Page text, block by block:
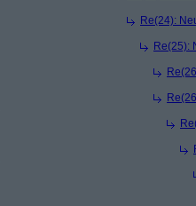
Re(24):
Re(25):